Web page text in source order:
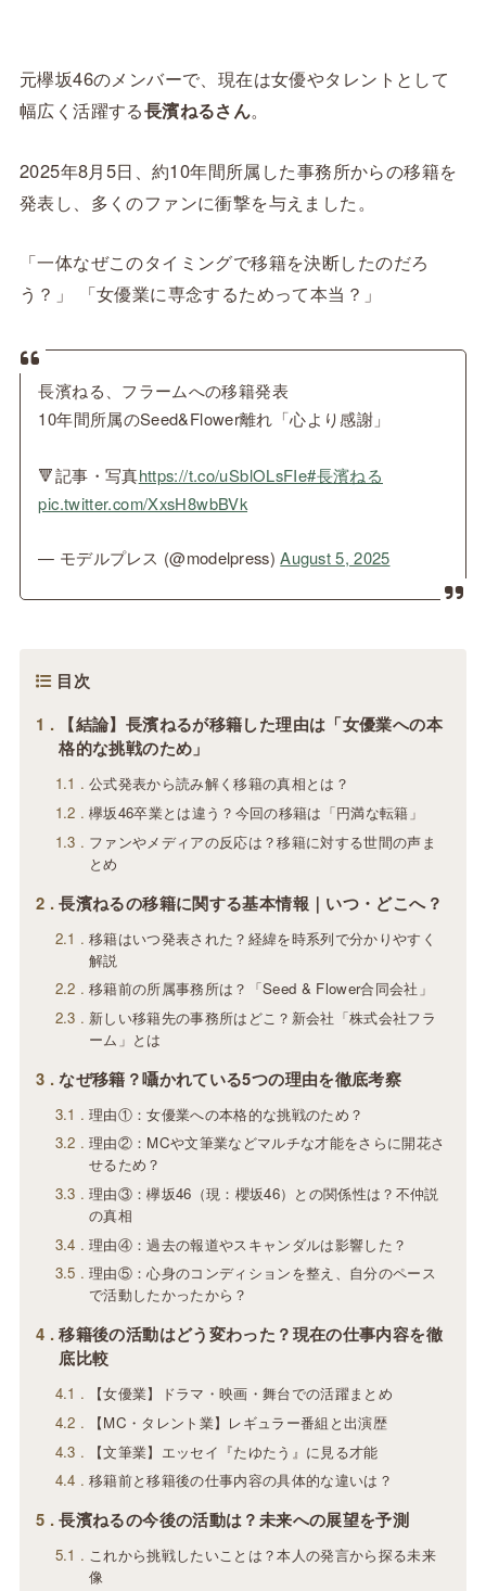
元欅坂46のメンバーで、現在は女優やタレントとして
幅広く活躍する長濱ねるさん。
2025年8月5日、約10年間所属した事務所からの移籍を
発表し、多くのファンに衝撃を与えました。
「一体なぜこのタイミングで移籍を決断したのだろ
う？」 「女優業に専念するためって本当？」
長濱ねる、フラームへの移籍発表
10年間所属のSeed&Flower離れ「心より感謝」
🔻記事・写真https://t.co/uSblOLsFIe#長濱ねる
pic.twitter.com/XxsH8wbBVk
— モデルプレス (@modelpress)August 5, 2025
目次
1
【結論】長濱ねるが移籍した理由は「女優業への本
格的な挑戦のため」
1.1
公式発表から読み解く移籍の真相とは？
1.2
欅坂46卒業とは違う？今回の移籍は「円満な転籍」
1.3
ファンやメディアの反応は？移籍に対する世間の声ま
とめ
2 長濱ねるの移籍に関する基本情報｜いつ・どこへ？
2.1
移籍はいつ発表された？経緯を時系列で分かりやすく
解説
2.2
移籍前の所属事務所は？「Seed & Flower合同会社」
2.3
新しい移籍先の事務所はどこ？新会社「株式会社フラ
ーム」とは
3 なぜ移籍？囁かれている5つの理由を徹底考察
3.1
理由①：女優業への本格的な挑戦のため？
3.2
理由②：MCや文筆業などマルチな才能をさらに開花さ
せるため？
3.3
理由③：欅坂46（現：櫻坂46）との関係性は？不仲説
の真相
3.4
理由④：過去の報道やスキャンダルは影響した？
3.5
理由⑤：心身のコンディションを整え、自分のペース
で活動したかったから？
4
移籍後の活動はどう変わった？現在の仕事内容を徹
底比較
4.1
【女優業】ドラマ・映画・舞台での活躍まとめ
4.2
【MC・タレント業】レギュラー番組と出演歴
4.3
【文筆業】エッセイ『たゆたう』に見る才能
4.4
移籍前と移籍後の仕事内容の具体的な違いは？
5 長濱ねるの今後の活動は？未来への展望を予測
5.1
これから挑戦したいことは？本人の発言から探る未来
像